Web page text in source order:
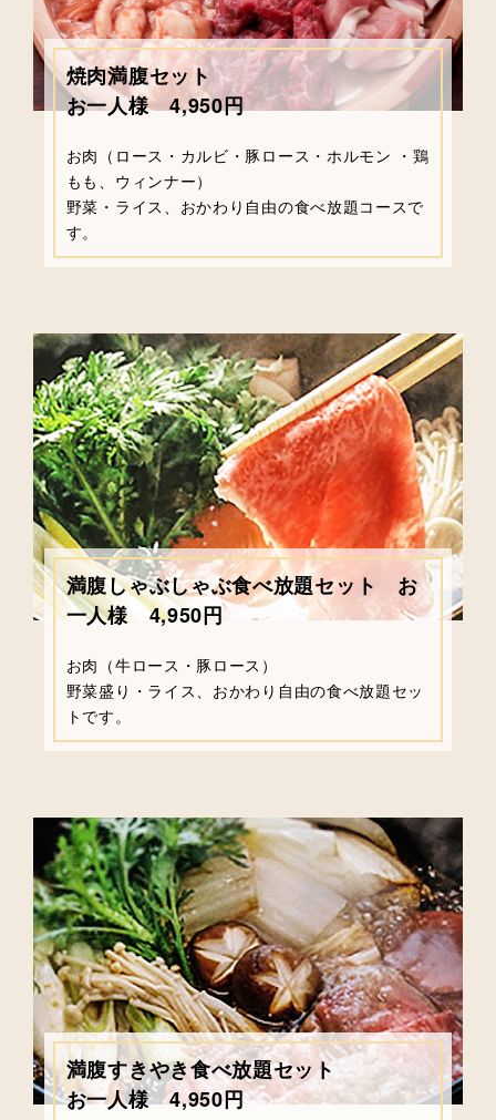
焼肉満腹セット
お一人様 4,950円
お肉（ロース・カルビ・豚ロース・ホルモン ・鶏
もも、ウィンナー）
野菜・ライス、おかわり自由の食べ放題コースで
す。
満腹しゃぶしゃぶ食べ放題セット お
一人様 4,950円
お肉（牛ロース・豚ロース）
野菜盛り・ライス、おかわり自由の食べ放題セッ
トです。
満腹すきやき食べ放題セット
お一人様 4,950円